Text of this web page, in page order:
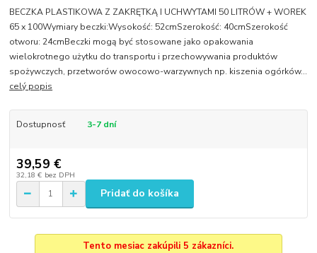
BECZKA PLASTIKOWA Z ZAKRĘTKĄ I UCHWYTAMI 50 LITRÓW + WOREK
65 x 100Wymiary beczki:Wysokość: 52cmSzerokość: 40cmSzerokość
otworu: 24cmBeczki mogą być stosowane jako opakowania
wielokrotnego użytku do transportu i przechowywania produktów
spożywczych, przetworów owocowo-warzywnych np. kiszenia ogórków...
celý popis
Dostupnosť 3-7 dní
39,59 €
32,18 € bez DPH
Pridať do košíka
Tento mesiac zakúpili 5 zákazníci.